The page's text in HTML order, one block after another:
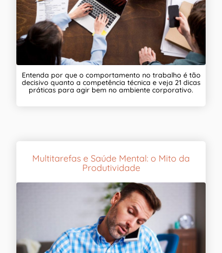
Entenda por que o comportamento no trabalho é tão
decisivo quanto a competência técnica e veja 21 dicas
práticas para agir bem no ambiente corporativo.
Multitarefas e Saúde Mental: o Mito da
Produtividade